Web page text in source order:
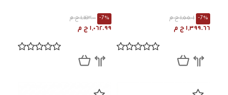
١,٥٠٥.٠١ ج م -7%
١,٣٩٩.٦٦ ج م
١,١٤٣.٠٠ ج م -7%
١,٠٦٢.٩٩ ج م